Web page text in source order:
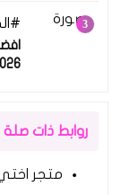
🌙
روابط ذات صلة
متجر